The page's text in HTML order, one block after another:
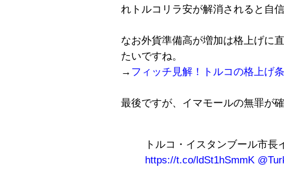
れトルコリラ安が解消されると自
なお外貨準備高が増加は格上げに
たいですね。
→ フィッチ見解！トルコの格上げ
最後ですが、イマモールの無罪が
トルコ・イスタンブール市長
https://t.co/ldSt1hSmmK